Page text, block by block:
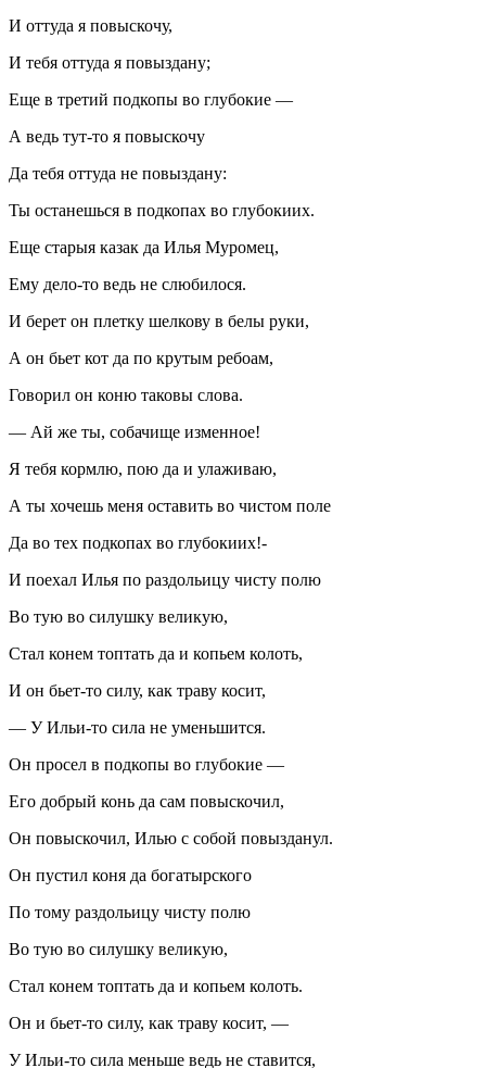
И оттуда я повыскочу,
И тебя оттуда я повыздану;
Еще в третий подкопы во глубокие —
А ведь тут-то я повыскочу
Да тебя оттуда не повыздану:
Ты останешься в подкопах во глубокиих.
Еще старыя казак да Илья Муромец,
Ему дело-то ведь не слюбилося.
И берет он плетку шелкову в белы руки,
А он бьет кот да по крутым ребоам,
Говорил он коню таковы слова.
— Ай же ты, собачище изменное!
Я тебя кормлю, пою да и улаживаю,
А ты хочешь меня оставить во чистом поле
Да во тех подкопах во глубокиих!-
И поехал Илья по раздольицу чисту полю
Во тую во силушку великую,
Стал конем топтать да и копьем колоть,
И он бьет-то силу, как траву косит,
— У Ильи-то сила не уменьшится.
Он просел в подкопы во глубокие —
Его добрый конь да сам повыскочил,
Он повыскочил, Илью с собой повызданул.
Он пустил коня да богатырского
По тому раздольицу чисту полю
Во тую во силушку великую,
Стал конем топтать да и копьем колоть.
Он и бьет-то силу, как траву косит, —
У Ильи-то сила меньше ведь не ставится,